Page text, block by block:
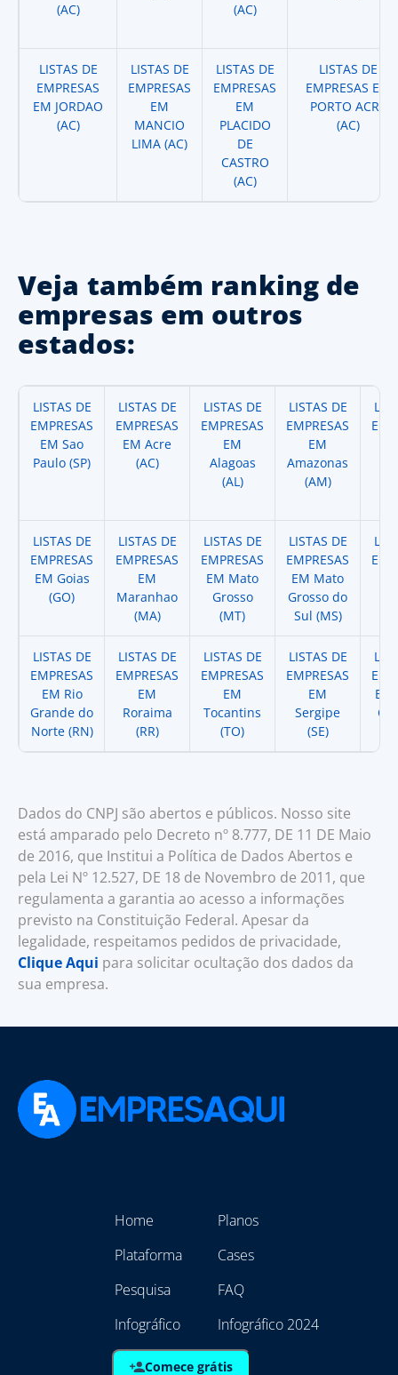
(AC)
(AC)
LISTAS DE
EMPRESAS
EM JORDAO
(AC)
LISTAS DE
EMPRESAS
EM
MANCIO
LIMA (AC)
LISTAS DE
EMPRESAS
EM
PLACIDO
DE
CASTRO
(AC)
LISTAS DE
EMPRESAS EM
PORTO ACRE
(AC)
Veja também ranking de
empresas em outros
estados:
LISTAS DE
EMPRESAS
EM Sao
Paulo (SP)
LISTAS DE
EMPRESAS
EM Acre
(AC)
LISTAS DE
EMPRESAS
EM
Alagoas
(AL)
LISTAS DE
EMPRESAS
EM
Amazonas
(AM)
LISTAS DE
EMPRESAS
EM Goias
(GO)
LISTAS DE
EMPRESAS
EM
Maranhao
(MA)
LISTAS DE
EMPRESAS
EM Mato
Grosso
(MT)
LISTAS DE
EMPRESAS
EM Mato
Grosso do
Sul (MS)
LISTAS DE
EMPRESAS
EM Rio
Grande do
Norte (RN)
LISTAS DE
EMPRESAS
EM
Roraima
(RR)
LISTAS DE
EMPRESAS
EM
Tocantins
(TO)
LISTAS DE
EMPRESAS
EM
Sergipe
(SE)
EM
Dados do CNPJ são abertos e públicos. Nosso site
está amparado pelo Decreto nº 8.777, DE 11 DE Maio
de 2016, que Institui a Política de Dados Abertos e
pela Lei Nº 12.527, DE 18 de Novembro de 2011, que
regulamenta a garantia ao acesso a informações
previsto na Constituição Federal. Apesar da
legalidade, respeitamos pedidos de privacidade,
Clique Aqui para solicitar ocultação dos dados da
sua empresa.
Home
Plataforma
Pesquisa
Infográfico
Planos
Cases
FAQ
Infográfico 2024
Comece grátis